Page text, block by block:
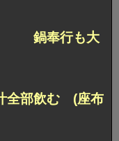
鍋奉行も大
全部飲む (座布